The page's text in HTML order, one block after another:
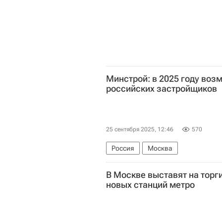
Минстрой: в 2025 году
российских застройщиков
25 сентября 2025, 12:46 570
Россия
Москва
Министерство строительства и
Девелоперы
Строительство
В Москве выставят на
новых станций метро